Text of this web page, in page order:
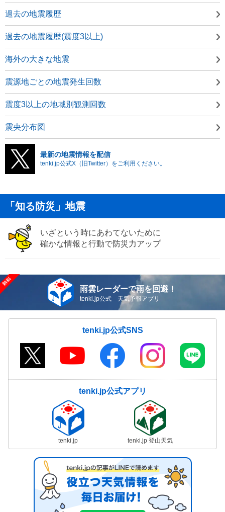
過去の地震履歴
過去の地震履歴(震度3以上)
海外の大きな地震
震源地ごとの地震発生回数
震度3以上の地域別観測回数
震央分布図
最新の地震情報を配信
tenki.jp公式X（旧Twitter）をご利用ください。
「知る防災」地震
いざという時にあわてないために
確かな情報と行動で防災力アップ
雨雲レーダーで雨を回避！
tenki.jp公式 天気予報アプリ
tenki.jp公式SNS
tenki.jp公式アプリ
tenki.jp tenki.jp 登山天気